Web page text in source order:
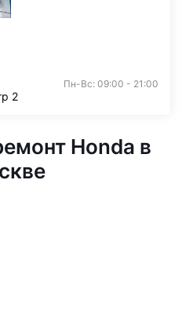
Пн-Вс: 09:00 - 21:00
2
Honda в